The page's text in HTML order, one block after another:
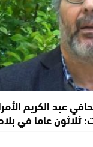
عبد الكريم
ثلاثون عاما في